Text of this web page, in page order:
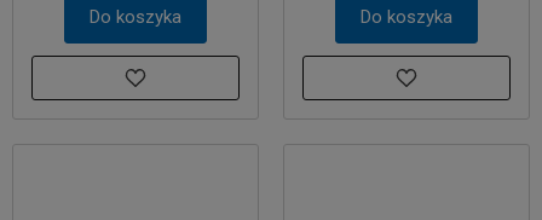
Do koszyka Do koszyka